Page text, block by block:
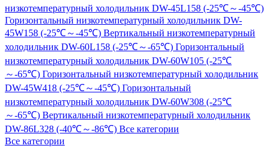
низкотемпературный холодильник DW-45L158 (-25℃～-45℃)
Горизонтальный низкотемпературный холодильник DW-
45W158 (-25℃～-45℃) Вертикальный низкотемпературный
холодильник DW-60L158 (-25℃～-65℃) Горизонтальный
низкотемпературный холодильник DW-60W105 (-25℃
～-65℃) Горизонтальный низкотемпературный холодильник
DW-45W418 (-25℃～-45℃) Горизонтальный
низкотемпературный холодильник DW-60W308 (-25℃
～-65℃) Вертикальный низкотемпературный холодильник
DW-86L328 (-40℃～-86℃) Все категории
Все категории